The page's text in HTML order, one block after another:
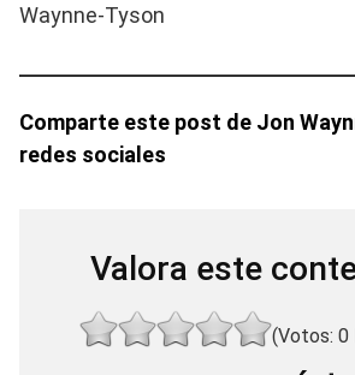
Waynne-Tyson
Comparte este post de Jon
redes sociales
Valora este
(Votos: 0